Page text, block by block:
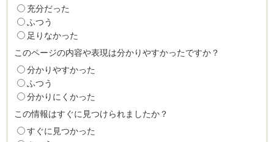
充分だった
ふつう
足りなかった
このページの内容や表現は分かりやすかったですか？
分かりやすかった
ふつう
分かりにくかった
この情報はすぐに見つけられましたか？
すぐに見つかった